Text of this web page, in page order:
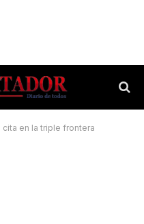
cita en la triple frontera